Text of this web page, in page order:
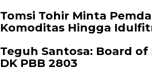
Tomsi Tohir Minta
Komoditas Hingga
Teguh Santosa: Board
DK PBB 2803